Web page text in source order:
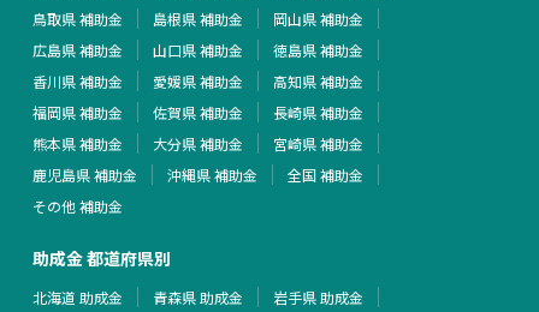
鳥取県 補助金
島根県 補助金
岡山県 補助金
広島県 補助金
山口県 補助金
徳島県 補助金
香川県 補助金
愛媛県 補助金
高知県 補助金
福岡県 補助金
佐賀県 補助金
長崎県 補助金
熊本県 補助金
大分県 補助金
宮崎県 補助金
鹿児島県 補助金
沖縄県 補助金
全国 補助金
その他 補助金
助成金 都道府県別
北海道 助成金 青森県 助成金
岩手県 助成金